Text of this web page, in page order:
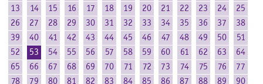
13
14 15 16 17 18 19 20 21 22 23 24
25
26
27 28 29 30 31 32 33 34 35 36 37
38
39
40 41 42 43 44 45 46 47 48 49 50
51
52
53 54 55 56 57 58 59 60 61 62 63
64
65
66 67 68 69 70 71 72 73 74 75 76
77
78
79 80 81 82 83 84 85 86 87 88 89 90